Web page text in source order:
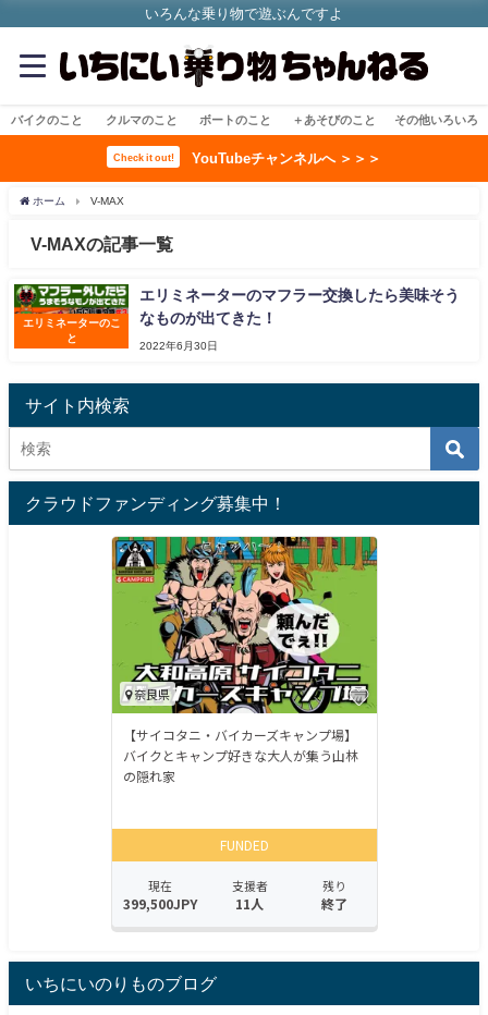
いろんな乗り物で遊ぶんですよ
バイクのこと クルマのこと ボートのこと ＋あそびのこと その他いろいろ
Check it out! YouTubeチャンネルへ ＞＞＞
ホーム V-MAX
V-MAXの記事一覧
エリミネーターのこ
と
エリミネーターのマフラー交換したら美味そう
なものが出てきた！
2022年6月30日
サイト内検索
クラウドファンディング募集中！
いちにいのりものブログ